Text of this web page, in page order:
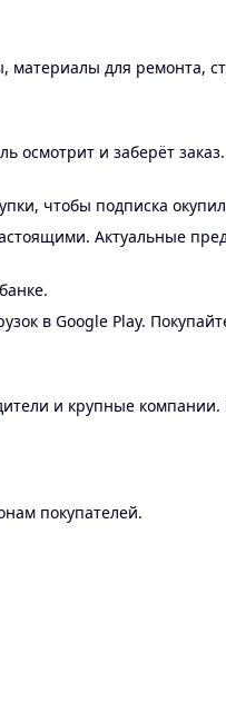
материалы для ремонта,
осмотрит и заберёт
чтобы подписка
Актуальные
в Google Play.
и крупные компании.
покупателей.